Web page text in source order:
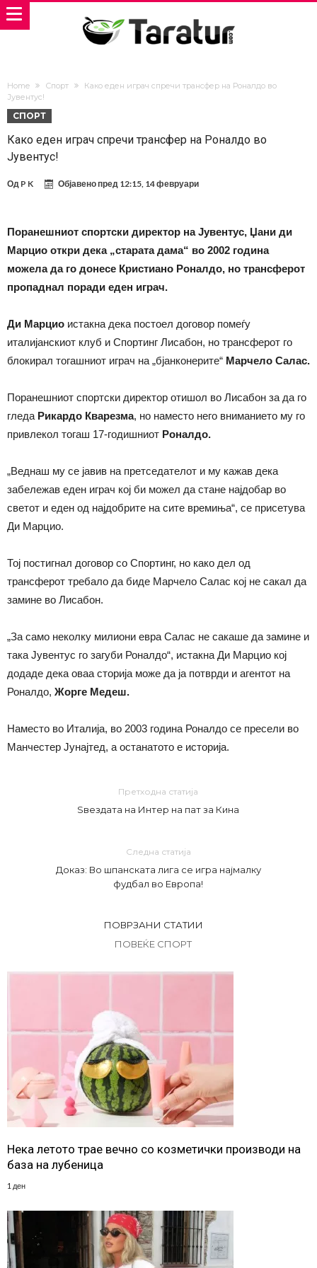
Home Спорт
Како еден играч спречи трансфер на Роналдо во
Јувентус!
СПОРТ
Како еден играч спречи трансфер на Роналдо во
Јувентус!
Од P K Објавено пред 12:15, 14 февруари
Поранешниот спортски директор на Јувентус, Џани ди
Марцио откри дека „старата дама“ во 2002 година
можела да го донесе Кристиано Роналдо, но трансферот
пропаднал поради еден играч.
Ди Марцио истакна дека постоел договор помеѓу
италијанскиот клуб и Спортинг Лисабон, но трансферот го
блокирал тогашниот играч на „бјанконерите“ Марчело Салас.
Поранешниот спортски директор отишол во Лисабон за да го
гледа Рикардо Кварезма, но наместо него вниманието му го
привлекол тогаш 17-годишниот Роналдо.
„Веднаш му се јавив на претседателот и му кажав дека
забележав еден играч кој би можел да стане најдобар во
светот и еден од најдобрите на сите времиња“, се присетува
Ди Марцио.
Тој постигнал договор со Спортинг, но како дел од
трансферот требало да биде Марчело Салас кој не сакал да
замине во Лисабон.
„За само неколку милиони евра Салас не сакаше да замине и
така Јувентус го загуби Роналдо“, истакна Ди Марцио кој
додаде дека оваа сторија може да ја потврди и агентот на
Роналдо, Жорге Медеш.
Наместо во Италија, во 2003 година Роналдо се пресели во
Манчестер Јунајтед, а останатото е историја.
Претходна статија
Ѕвездата на Интер на пат за Кина
Следна статија
Доказ: Во шпанската лига се игра најмалку
фудбал во Европа!
ПОВРЗАНИ СТАТИИ
ПОВЕЌЕ СПОРТ
Нека летото трае вечно со козметички производи на
база на лубеница
1 ден